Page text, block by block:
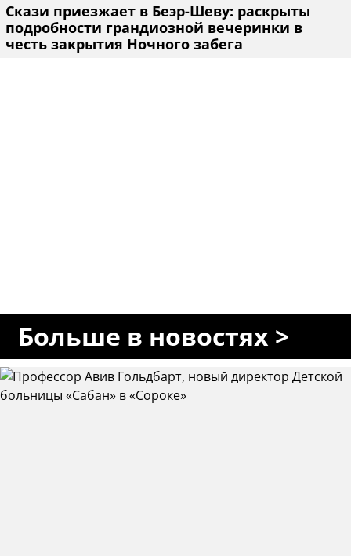
Скази приезжает в Беэр-Шеву: раскрыты
подробности грандиозной вечеринки в
честь закрытия Ночного забега
Больше в новостях >